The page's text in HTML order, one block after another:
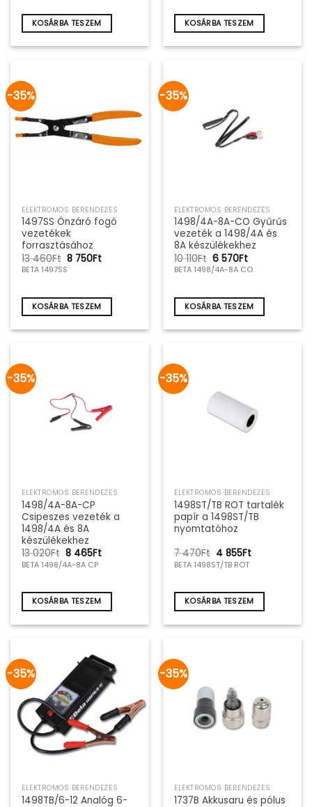
795Ft. 615Ft.
KOSÁRBA TESZEM
970Ft. 280Ft.
KOSÁRBA TESZEM
-35%
ELEKTROMOS BERENDEZÉS
1497SS Önzáró fogó
vezetékek
forrasztásához
13 460Ft Original
price
was:
8 750FtCurrent
BETA 1497SS
KOSÁRBA TESZEM
-35%
ELEKTROMOS BERENDEZÉS
1498/4A-8A-CO Gyűrűs
vezeték a 1498/4A és
8A készülékekhez
10 110Ft Original
price
was:
6 570FtCurrent
price
is:
BETA 1498/4A-8A CO
KOSÁRBA TESZEM
-35%
ELEKTROMOS BERENDEZÉS
1498/4A-8A-CP
Csipeszes vezeték a
1498/4A és 8A
készülékekhez
13 020Ft Original
price
was:
020Ft.
8 465FtCurrent
465Ft.
BETA 1498/4A-8A CP
KOSÁRBA TESZEM
-35%
ELEKTROMOS BERENDEZÉS
1498ST/TB ROT tartalék
papír a 1498ST/TB
nyomtatóhoz
7 470Ft Original
price
was:
470Ft.
4 855FtCurrent
855Ft.
BETA 1498ST/TB ROT
KOSÁRBA TESZEM
-35%
ELEKTROMOS BERENDEZÉS
1498TB/6-12 Analóg 6-
-35%
ELEKTROMOS BERENDEZÉS
1737B Akkusaru és pólus